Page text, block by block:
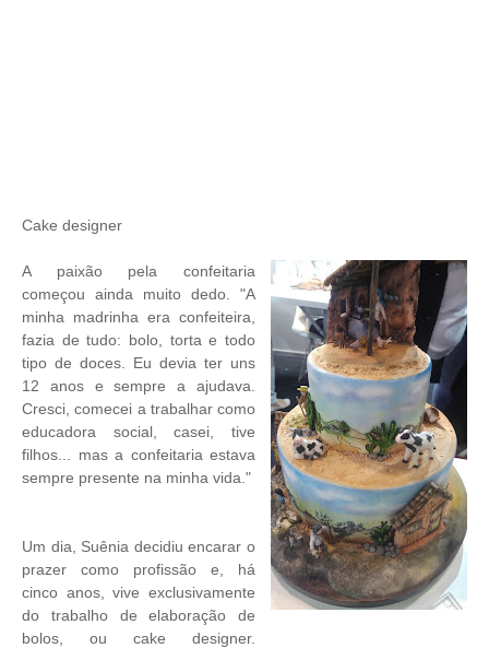
Cake designer
A paixão pela confeitaria
começou ainda muito dedo. "A
minha madrinha era confeiteira,
fazia de tudo: bolo, torta e todo
tipo de doces. Eu devia ter uns
12 anos e sempre a ajudava.
Cresci, comecei a trabalhar como
educadora social, casei, tive
filhos... mas a confeitaria estava
sempre presente na minha vida."
Um dia, Suênia decidiu encarar o
prazer como profissão e, há
cinco anos, vive exclusivamente
do trabalho de elaboração de
bolos, ou cake designer.